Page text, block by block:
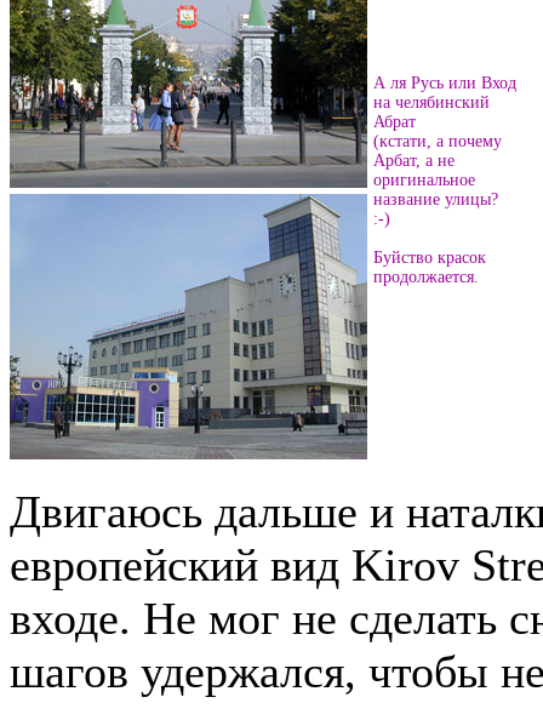
А ля Русь или Вход
на челябинский
Абрат
(кстати, а почему
Арбат, а не
оригинальное
название улицы?
:-)
Буйство красок
продолжается.
Двигаюсь дальше и
европейский вид Kirov
входе. Не мог не сделать
шагов удержался, чтобы